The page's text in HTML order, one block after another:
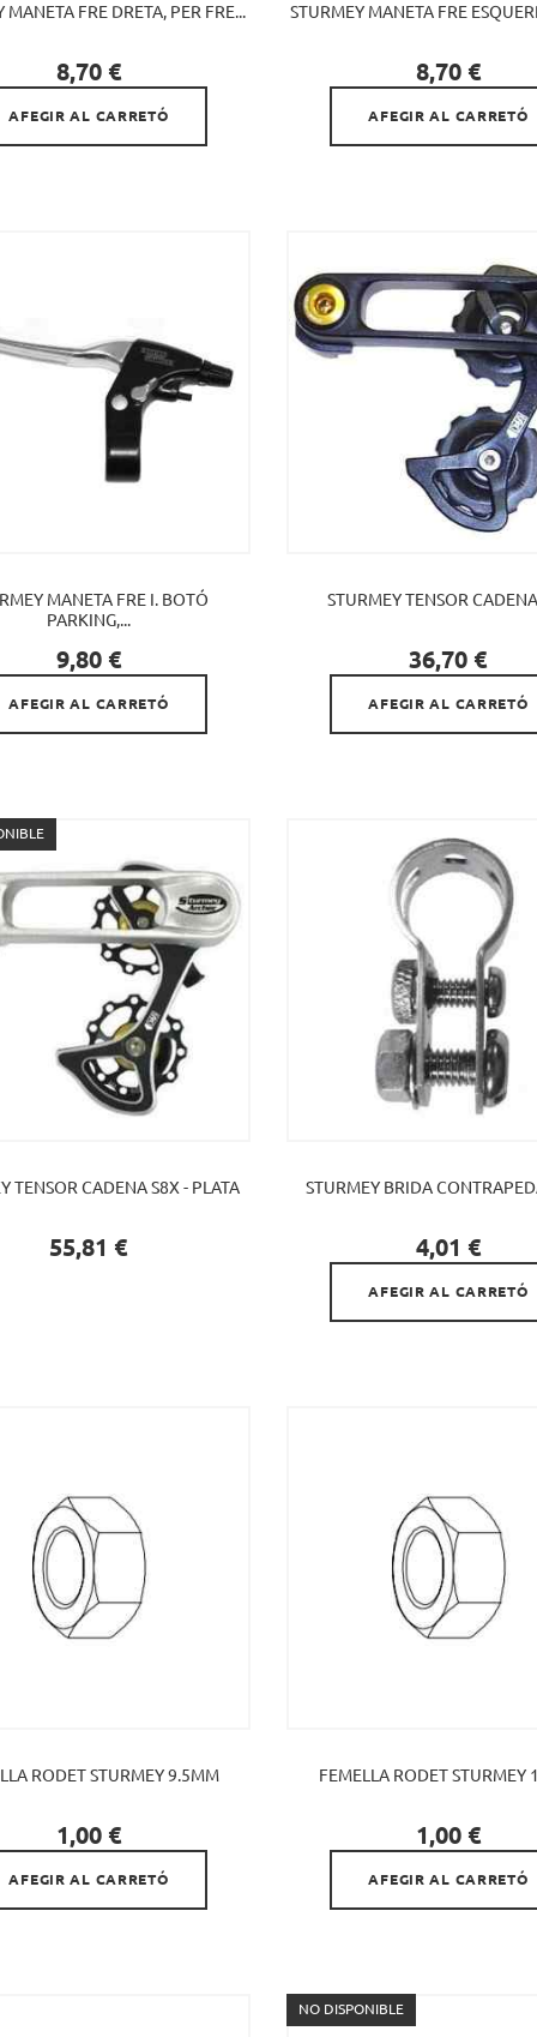
MANETA FRE DRETA, PER FRE...
Preu
8,70 €

AFEGIR AL CARRETÓ
STURMEY MANETA FRE
Preu
8,70 €

AFEGIR AL CARRETÓ
MANETA FRE I. BOTÓ
PARKING,...
Preu
9,80 €

AFEGIR AL CARRETÓ
STURMEY TENSOR
Preu
36,70 €

AFEGIR AL CARRETÓ
TENSOR CADENA S8X - PLATA
Preu
55,81 €
STURMEY BRIDA
Preu
4,01 €

AFEGIR AL CARRETÓ
RODET STURMEY 9.5MM
Preu
1,00 €

AFEGIR AL CARRETÓ
FEMELLA RODET STURMEY
Preu
1,00 €

AFEGIR AL CARRETÓ
NO DISPONIBLE